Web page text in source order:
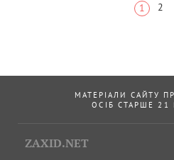
1 2
МАТЕРІАЛИ САЙТУ
ОСІБ СТАРШЕ 21
ZAXID.NET